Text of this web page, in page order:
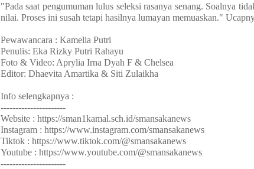
"Pada saat pengumuman lulus seleksi rasanya senang. Soalnya
nilai. Proses ini susah tetapi hasilnya lumayan memuaskan."
Pewawancara : Kamelia Putri
Penulis: Eka Rizky Putri Rahayu
Foto & Video: Aprylia Irna Dyah F & Chelsea
Editor: Dhaevita Amartika & Siti Zulaikha
Info selengkapnya :
----------------------
Website : https://sman1kamal.sch.id/smansakanews
Instagram : https://www.instagram.com/smansakanews
Tiktok : https://www.tiktok.com/@smansakanews
Youtube : https://www.youtube.com/@smansakanews
----------------------